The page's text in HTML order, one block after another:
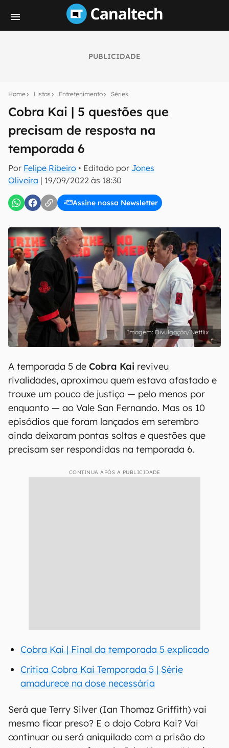
PUBLICIDADE
Home Listas Entretenimento Séries
Cobra Kai | 5 questões que
precisam de resposta na
temporada 6
Por Felipe Ribeiro • Editado por Jones
Oliveira | 19/09/2022 às 18:30
Assine nossa Newsletter
notícias e reviews sobre tecnologia em primeira
mão.
E-mail
inscreva-se
Confirmo que li, aceito e concordo com os Termos de
Uso e Política de Privacidade do Canaltech.
Divulgação/Netflix
A temporada 5 de Cobra Kai reviveu
rivalidades, aproximou quem estava afastado e
trouxe um pouco de justiça — pelo menos por
enquanto — ao Vale San Fernando. Mas os 10
episódios que foram lançados em setembro
ainda deixaram pontas soltas e questões que
precisam ser respondidas na temporada 6.
CONTINUA APÓS A PUBLICIDADE
Cobra Kai | Final da temporada 5 explicado
Crítica Cobra Kai Temporada 5 | Série
amadurece na dose necessária
Será que Terry Silver (Ian Thomaz Griffith) vai
mesmo ficar preso? E o dojo Cobra Kai? Vai
continuar ou será aniquilado com a prisão do